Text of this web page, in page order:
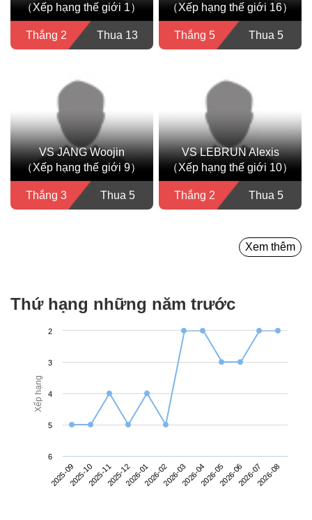
（Xếp hạng thế giới 1）
Thắng 2 Thua 13
（Xếp hạng thế giới 16）
Thắng 5 Thua 5
VS JANG Woojin
（Xếp hạng thế giới 9）
Thắng 3 Thua 5
VS LEBRUN Alexis
（Xếp hạng thế giới 10）
Thắng 2 Thua 5
Xem thêm
Thứ hạng những năm trước
Xếp hạng
2025-092025-102025-112025-122026-012026-022026-032026-042026-052026-062026-072026-08
2
3
4
5
6